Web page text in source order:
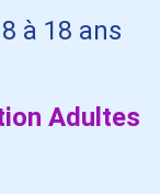
à 18 ans
Adultes